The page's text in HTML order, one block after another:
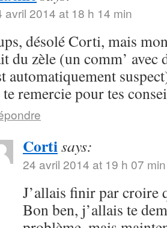
avril 2014 at 18 h 14 min
désolé Corti, mais
du zèle (un comm’ avec
automatiquement
te remercie pour tes
Cortisays:
24 avril 2014 at 19 h 07 min
J’allais finir par croire
Bon ben, j’allais te